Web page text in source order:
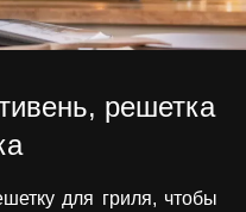
решетка
для гриля, чтобы